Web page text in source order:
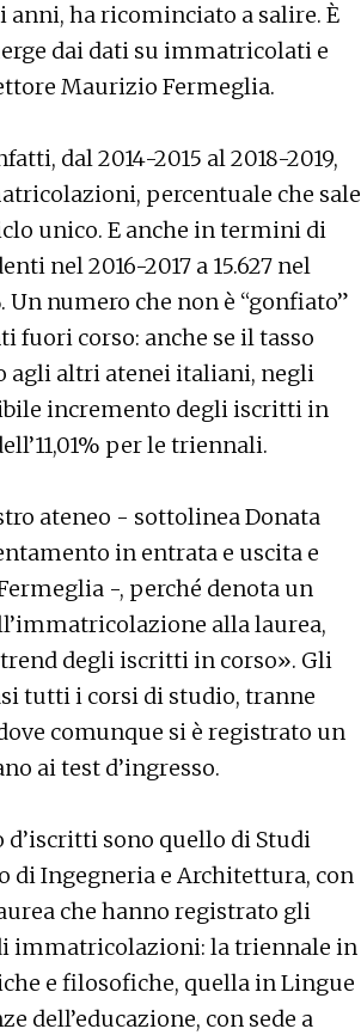
ha ricominciato a salire. È
dai dati su immatricolati e
Maurizio Fermeglia.
dal 2014-2015 al 2018-2019,
percentuale che sale
unico. E anche in termini di
nel 2016-2017 a 15.627 nel
Un numero che non è “gonfiato”
fuori corso: anche se il tasso
agli altri atenei italiani, negli
incremento degli iscritti in
per le triennali.
ateneo - sottolinea Donata
in entrata e uscita e
-, perché denota un
alla laurea,
degli iscritti in corso». Gli
tutti i corsi di studio, tranne
comunque si è registrato un
ai test d’ingresso.
sono quello di Studi
di Ingegneria e Architettura, con
che hanno registrato gli
immatricolazioni: la triennale in
e filosofiche, quella in Lingue
dell’educazione, con sede a